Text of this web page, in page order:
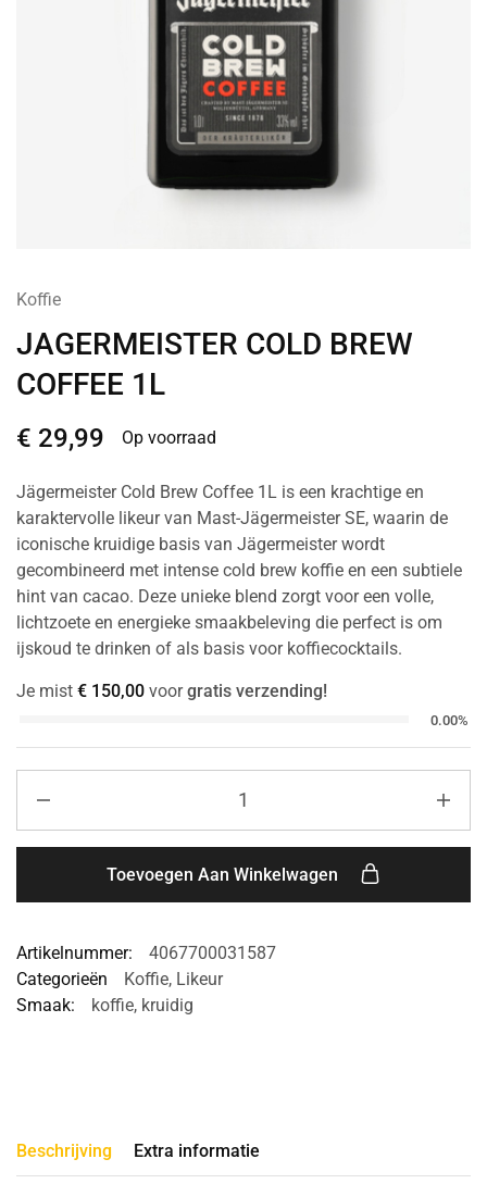
Koffie
JAGERMEISTER COLD BREW
COFFEE 1L
€ 29,99 Op voorraad
Jägermeister Cold Brew Coffee 1L is een krachtige en
karaktervolle likeur van Mast-Jägermeister SE, waarin de
iconische kruidige basis van Jägermeister wordt
gecombineerd met intense cold brew koffie en een subtiele
hint van cacao. Deze unieke blend zorgt voor een volle,
lichtzoete en energieke smaakbeleving die perfect is om
ijskoud te drinken of als basis voor koffiecocktails.
Je mist € 150,00 voorgratis verzending!
0.00%
Toevoegen Aan Winkelwagen
Artikelnummer:
4067700031587
Categorieën
Koffie, Likeur
Smaak:
koffie, kruidig
Beschrijving Extra informatie